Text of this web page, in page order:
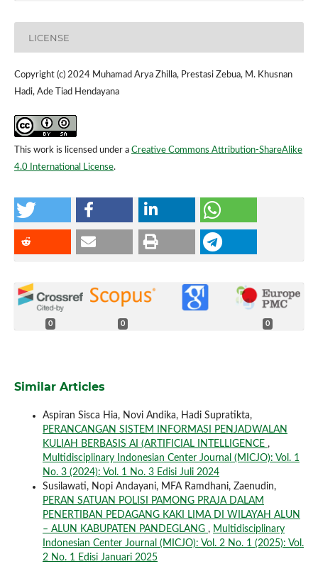
LICENSE
Copyright (c) 2024 Muhamad Arya Zhilla, Prestasi Zebua, M. Khusnan
Hadi, Ade Tiad Hendayana
This work is licensed under a Creative Commons Attribution-ShareAlike
4.0 International License.
0 0 0
Similar Articles
Aspiran Sisca Hia, Novi Andika, Hadi Supratikta,
PERANCANGAN SISTEM INFORMASI PENJADWALAN
KULIAH BERBASIS AI (ARTIFICIAL INTELLIGENCE ,
Multidisciplinary Indonesian Center Journal (MICJO): Vol. 1
No. 3 (2024): Vol. 1 No. 3 Edisi Juli 2024
Susilawati, Nopi Andayani, MFA Ramdhani, Zaenudin,
PERAN SATUAN POLISI PAMONG PRAJA DALAM
PENERTIBAN PEDAGANG KAKI LIMA DI WILAYAH ALUN
– ALUN KABUPATEN PANDEGLANG , Multidisciplinary
Indonesian Center Journal (MICJO): Vol. 2 No. 1 (2025): Vol.
2 No. 1 Edisi Januari 2025